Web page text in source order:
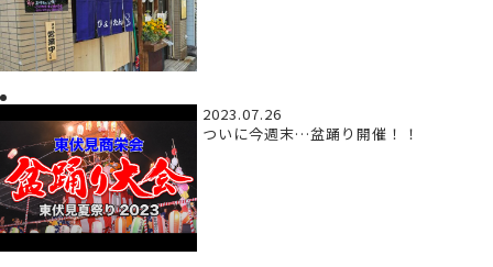
2023.07.26
ついに今週末…盆踊り開催！！